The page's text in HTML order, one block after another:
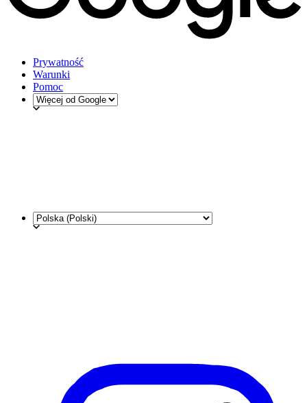
Prywatność
Warunki
Pomoc